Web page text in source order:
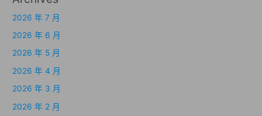
2026 年 7 月
2026 年 6 月
2026 年 5 月
2026 年 4 月
2026 年 3 月
2026 年 2 月